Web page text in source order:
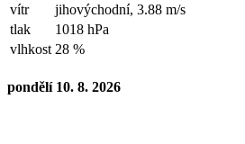
vítr
jihovýchodní, 3.88 m/s
tlak
1018 hPa
vlhkost 28 %
pondělí 10. 8. 2026